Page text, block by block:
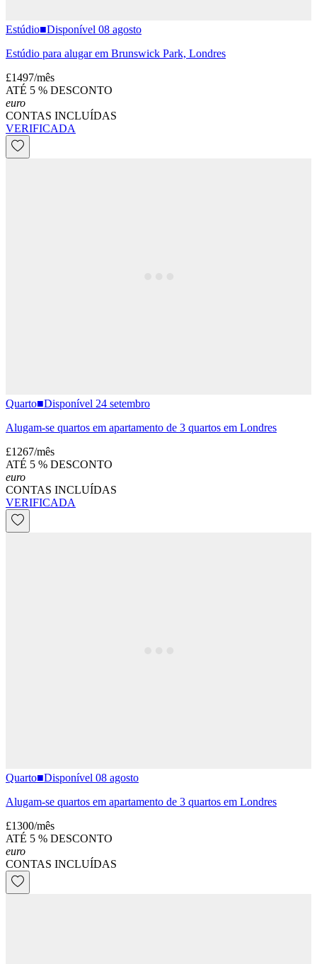
Estúdio■Disponível 08 agosto
Estúdio para alugar em Brunswick Park, Londres
£1497/mês
ATÉ 5 % DESCONTO
euro
CONTAS INCLUÍDAS
VERIFICADA
Quarto■Disponível 24 setembro
Alugam-se quartos em apartamento de 3 quartos em Londres
£1267/mês
ATÉ 5 % DESCONTO
euro
CONTAS INCLUÍDAS
VERIFICADA
Quarto■Disponível 08 agosto
Alugam-se quartos em apartamento de 3 quartos em Londres
£1300/mês
ATÉ 5 % DESCONTO
euro
CONTAS INCLUÍDAS